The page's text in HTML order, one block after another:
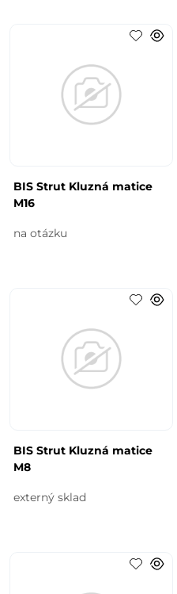
BIS Strut Kluzná matice
M16
na otázku
BIS Strut Kluzná matice
M8
externý sklad